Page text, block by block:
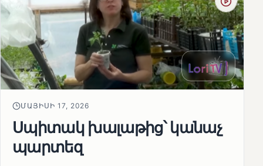
ՄԱՅԻՍԻ 17, 2026
Սպիտակ խալաթից՝ կանաչ
պարտեզ